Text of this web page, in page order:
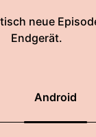
neue
Endgerät.
Android